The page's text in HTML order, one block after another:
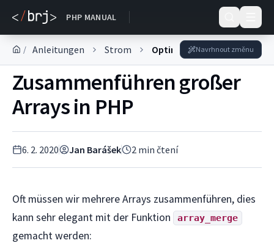
PHP MANUAL
DOKUMENTACE
/ Anleitungen Strom Optimierung der Leistung
Navrhnout změnu
Zusammenführen großer
Arrays in PHP
6. 2. 2020 Jan Barášek 2 min čtení
Oft müssen wir mehrere Arrays zusammenführen, dies
kann sehr elegant mit der Funktion
array_merge
gemacht werden: